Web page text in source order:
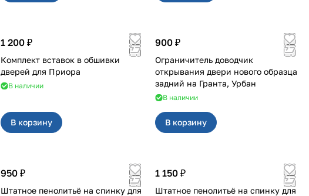
1 200 ₽
Комплект вставок в обшивки
дверей для Приора
В наличии
В корзину
900 ₽
Ограничитель доводчик
открывания двери нового образца
задний на Гранта, Урбан
В наличии
В корзину
950 ₽
Штатное пенолитьё на спинку для
1 150 ₽
Штатное пенолитьё на спинку для